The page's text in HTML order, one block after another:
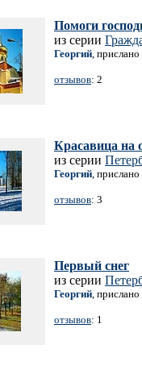
Помоги
из серии
Георгий,
отзывов: 2
Красавица на
из серии
Георгий,
отзывов: 3
Первый снег
из серии
Георгий,
отзывов: 1